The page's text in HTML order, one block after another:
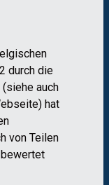
durch die
auch
hat
von Teilen